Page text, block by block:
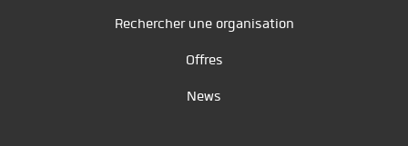
Rechercher une organisation
Offres
News